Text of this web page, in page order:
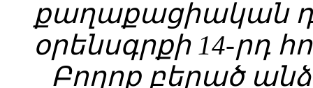
քաղաքացիական
օրենսգրքի 14-րդ
Բողոք բերած